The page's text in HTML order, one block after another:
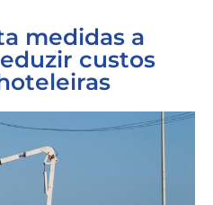
medidas a
custos